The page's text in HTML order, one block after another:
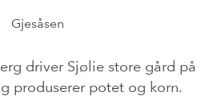
Gjesåsen
driver Sjølie store gård på
produserer potet og korn.